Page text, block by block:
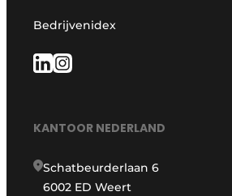
Bedrijvenidex
KANTOOR NEDERLAND
Schatbeurderlaan 6
6002 ED Weert